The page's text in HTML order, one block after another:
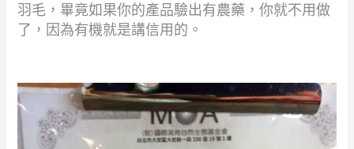
羽毛，畢竟如果你的產品驗出有農藥，你就不用做
了，因為有機就是講信用的。